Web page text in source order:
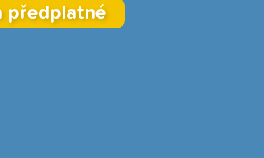
předplatné